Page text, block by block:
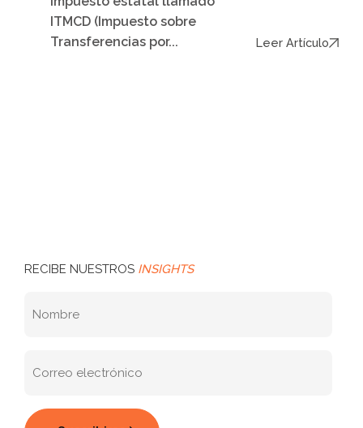
ITMCD (Impuesto sobre
Transferencias por...
Leer Artículo
RECIBE NUESTROS INSIGHTS